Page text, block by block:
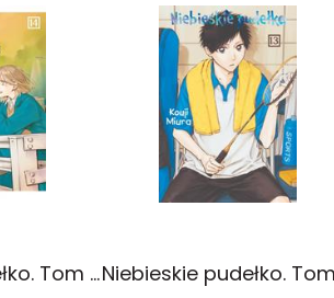
Niebieskie pudełko. Tom 14